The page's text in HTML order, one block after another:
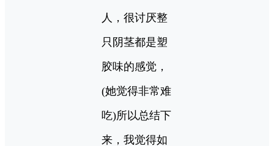
人，很讨厌整
只阴茎都是塑
胶味的感觉，
(她觉得非常难
吃)所以总结下
来，我觉得如